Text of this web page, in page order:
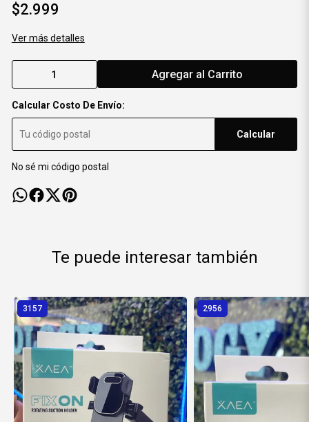
$2.999
Ver más detalles
Agregar al Carrito
Calcular Costo De Envío:
Calcular
No sé mi código postal
Te puede interesar también
3157 2956